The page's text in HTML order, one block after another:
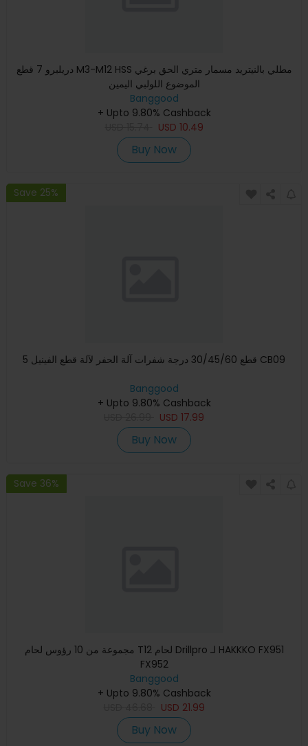
دريلبرو 7 قطع M3-M12 HSS مطلي بالنيتريد مسمار متري الحق برغي
الموضوع اللولبي اليمين
Banggood
+ Upto 9.80% Cashback
USD 10.49
Buy Now
Save 25%
5 قطع 30/45/60 درجة شفرات آلة الحفر لآلة قطع الفينيل CB09
Banggood
+ Upto 9.80% Cashback
USD 17.99
Buy Now
Save 36%
مجموعة من 10 رؤوس لحام T12 لحام Drillpro لـ HAKKKO FX951
FX952
Banggood
+ Upto 9.80% Cashback
USD 21.99
Buy Now